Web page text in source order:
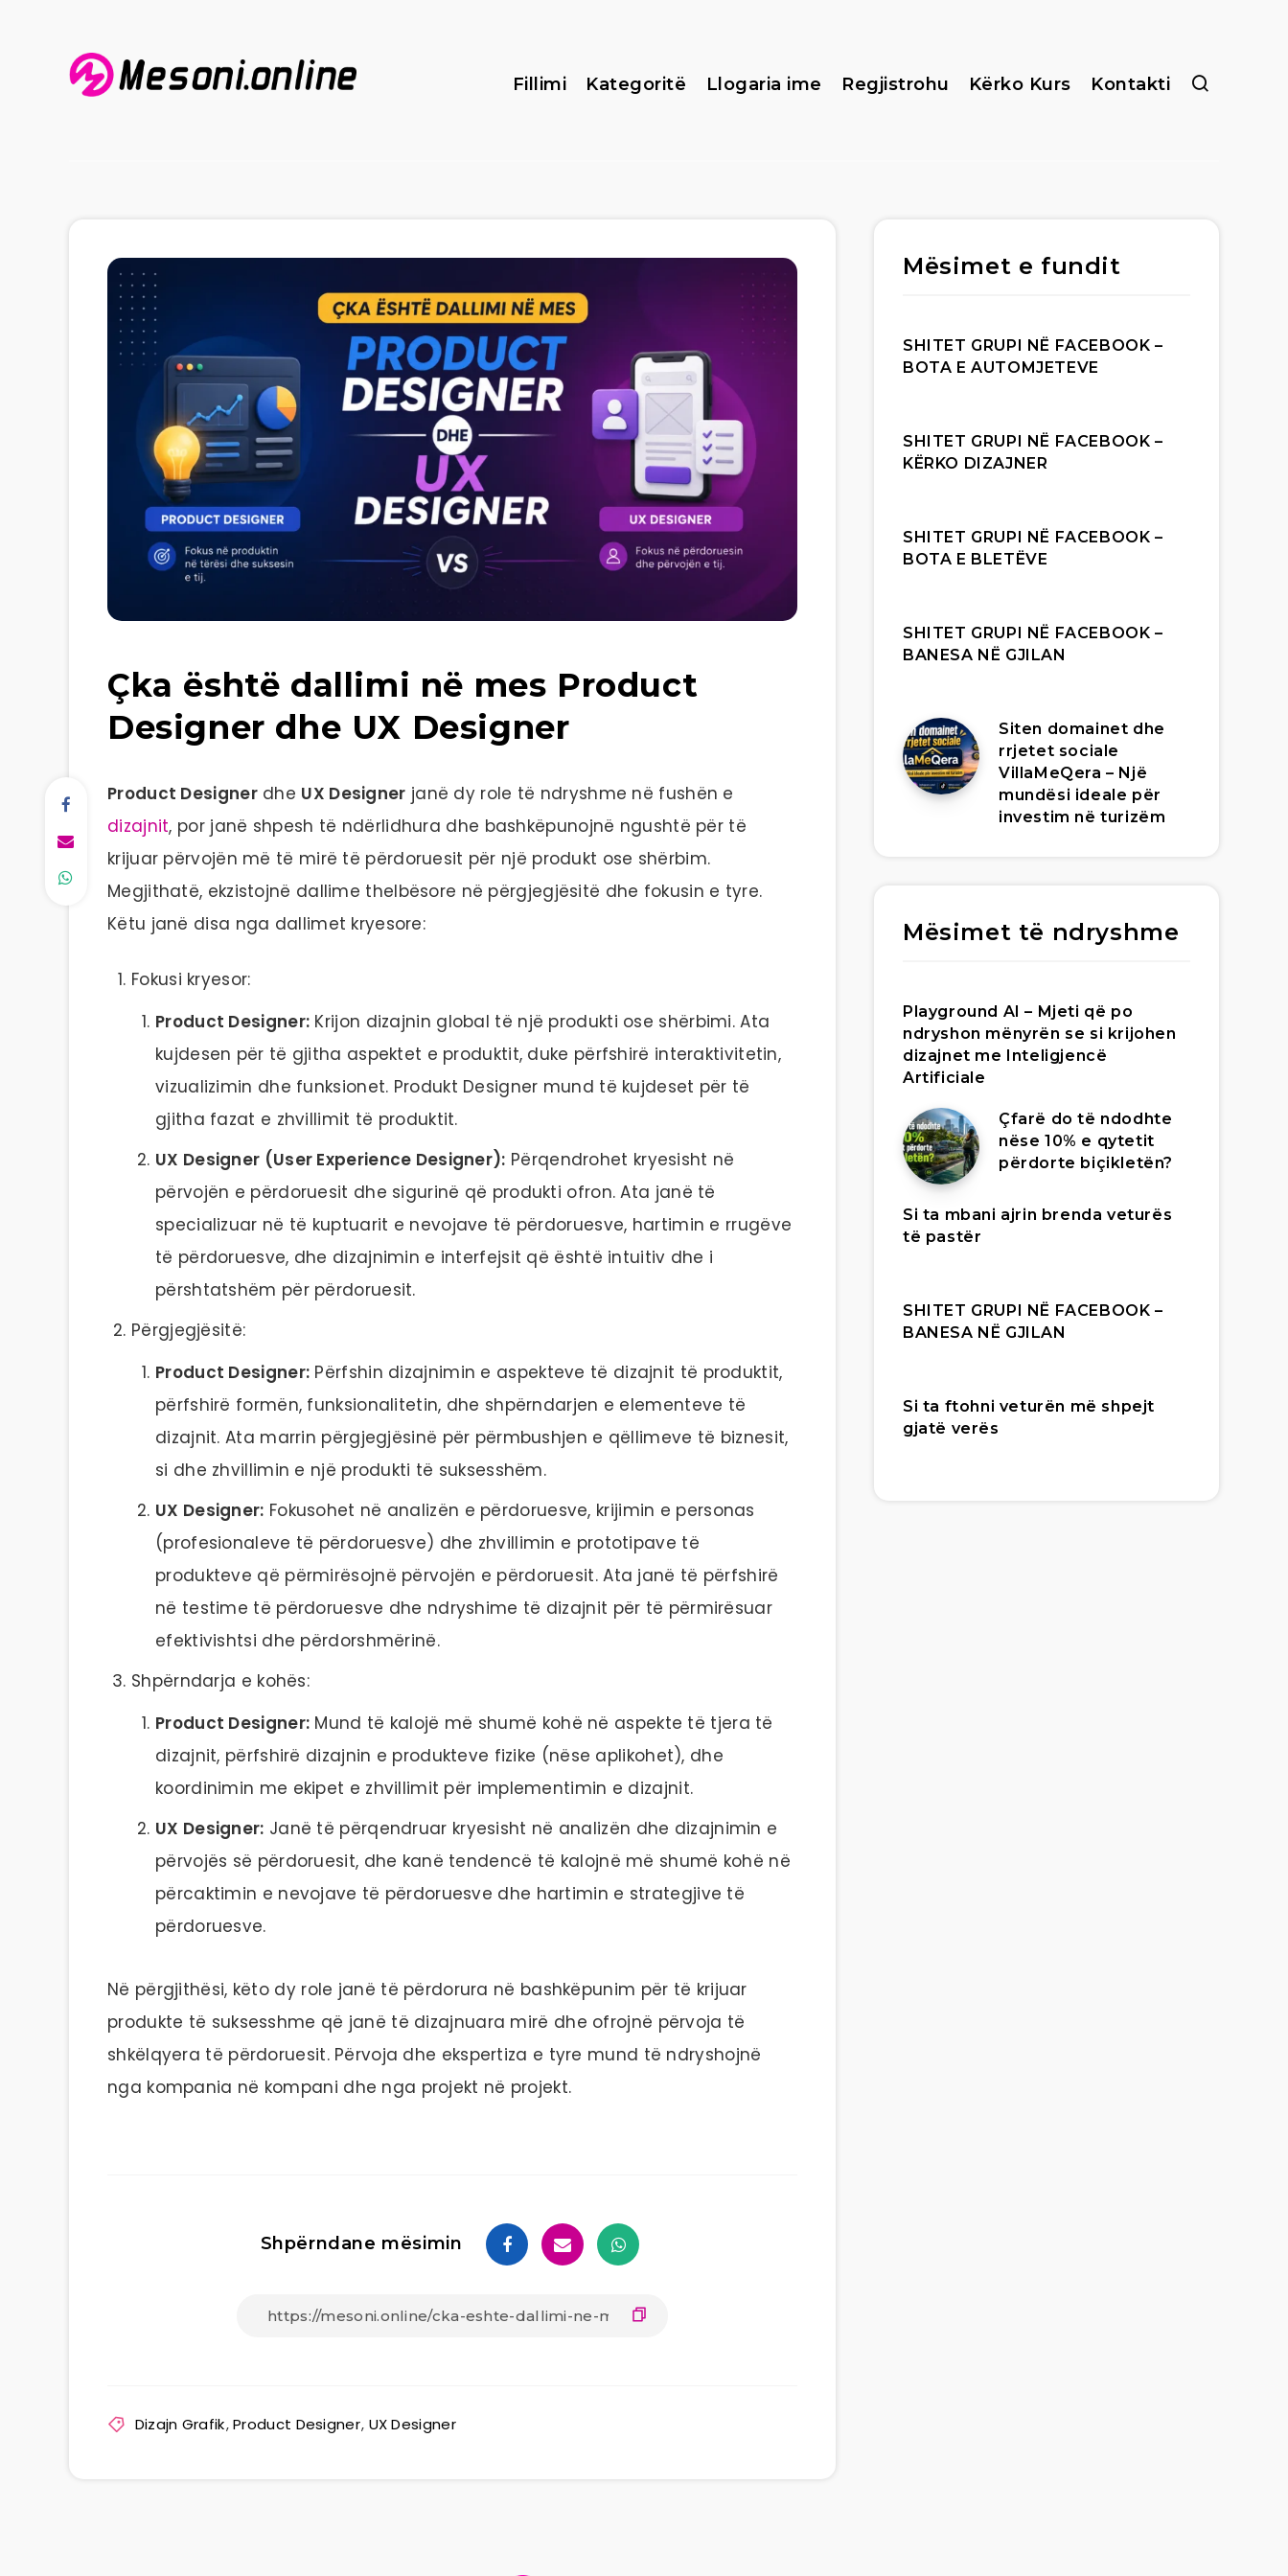
Fillimi Kategoritë Llogaria ime Regjistrohu Kërko Kurs Kontakti
Çka është dallimi në mes Product
Designer dhe UX Designer
Product Designerdhe UX Designer janë dy role të ndryshme në fushën e
dizajnit, por janë shpesh të ndërlidhura dhe bashkëpunojnë ngushtë për të
krijuar përvojën më të mirë të përdoruesit për një produkt ose shërbim.
Megjithatë, ekzistojnë dallime thelbësore në përgjegjësitë dhe fokusin e tyre.
Këtu janë disa nga dallimet kryesore:
Fokusi kryesor:
Product Designer: Krijon dizajnin global të një produkti ose shërbimi. Ata
kujdesen për të gjitha aspektet e produktit, duke përfshirë interaktivitetin,
vizualizimin dhe funksionet. Produkt Designer mund të kujdeset për të
gjitha fazat e zhvillimit të produktit.
UX Designer (User Experience Designer): Përqendrohet kryesisht në
përvojën e përdoruesit dhe sigurinë që produkti ofron. Ata janë të
specializuar në të kuptuarit e nevojave të përdoruesve, hartimin e rrugëve
të përdoruesve, dhe dizajnimin e interfejsit që është intuitiv dhe i
përshtatshëm për përdoruesit.
Përgjegjësitë:
Product Designer: Përfshin dizajnimin e aspekteve të dizajnit të produktit,
përfshirë formën, funksionalitetin, dhe shpërndarjen e elementeve të
dizajnit. Ata marrin përgjegjësinë për përmbushjen e qëllimeve të biznesit,
si dhe zhvillimin e një produkti të suksesshëm.
UX Designer: Fokusohet në analizën e përdoruesve, krijimin e personas
(profesionaleve të përdoruesve) dhe zhvillimin e prototipave të
produkteve që përmirësojnë përvojën e përdoruesit. Ata janë të përfshirë
në testime të përdoruesve dhe ndryshime të dizajnit për të përmirësuar
efektivishtsi dhe përdorshmërinë.
Shpërndarja e kohës:
Product Designer: Mund të kalojë më shumë kohë në aspekte të tjera të
dizajnit, përfshirë dizajnin e produkteve fizike (nëse aplikohet), dhe
koordinimin me ekipet e zhvillimit për implementimin e dizajnit.
UX Designer: Janë të përqendruar kryesisht në analizën dhe dizajnimin e
përvojës së përdoruesit, dhe kanë tendencë të kalojnë më shumë kohë në
përcaktimin e nevojave të përdoruesve dhe hartimin e strategjive të
përdoruesve.
Në përgjithësi, këto dy role janë të përdorura në bashkëpunim për të krijuar
produkte të suksesshme që janë të dizajnuara mirë dhe ofrojnë përvoja të
shkëlqyera të përdoruesit. Përvoja dhe ekspertiza e tyre mund të ndryshojnë
nga kompania në kompani dhe nga projekt në projekt.
Shpërndane mësimin
Dizajn Grafik,Product Designer, UX Designer
Mësimet e fundit
SHITET GRUPI NË FACEBOOK –
BOTA E AUTOMJETEVE
SHITET GRUPI NË FACEBOOK –
KËRKO DIZAJNER
SHITET GRUPI NË FACEBOOK –
BOTA E BLETËVE
SHITET GRUPI NË FACEBOOK –
BANESA NË GJILAN
Siten domainet dhe
rrjetet sociale
VillaMeQera – Një
mundësi ideale për
investim në turizëm
Mësimet të ndryshme
Playground AI – Mjeti që po
ndryshon mënyrën se si krijohen
dizajnet me Inteligjencë
Artificiale
Çfarë do të ndodhte
nëse 10% e qytetit
përdorte biçikletën?
Si ta mbani ajrin brenda veturës
të pastër
SHITET GRUPI NË FACEBOOK –
BANESA NË GJILAN
Si ta ftohni veturën më shpejt
gjatë verës